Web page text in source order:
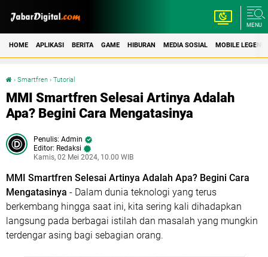
MENU
HOME APLIKASI BERITA GAME HIBURAN MEDIA SOSIAL MOBILE
› Smartfren › Tutorial
MMI Smartfren Selesai Artinya Adalah
Apa? Begini Cara Mengatasinya
Admin
Editor: Redaksi
Kamis, 02 Mei 2024, 10.00 WIB
MMI Smartfren Selesai Artinya Adalah Apa? Begini Cara
Mengatasinya - Dalam dunia teknologi yang terus
berkembang hingga saat ini, kita sering kali dihadapkan
langsung pada berbagai istilah dan masalah yang mungkin
terdengar asing bagi sebagian orang.